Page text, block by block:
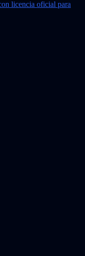
licencia oficial para